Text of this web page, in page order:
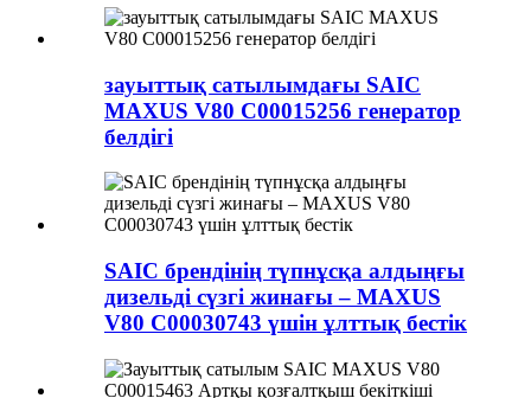
зауыттық сатылымдағы SAIC
MAXUS V80 C00015256 генератор
белдігі
SAIC брендінің түпнұсқа алдыңғы
дизельді сүзгі жинағы – MAXUS
V80 C00030743 үшін ұлттық бестік